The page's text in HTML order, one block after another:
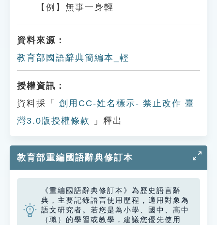
【例】無事一身輕
資料來源：
教育部國語辭典簡編本_輕
授權資訊：
資料採「
創用CC-姓名標示- 禁止改作 臺
灣3.0版授權條款
」釋出
教育部重編國語辭典修訂本
《重編國語辭典修訂本》為歷史語言辭
典，主要記錄語言使用歷程，適用對象為
語文研究者。若您是為小學、國中、高中
（職）的學習或教學，建議您優先使用